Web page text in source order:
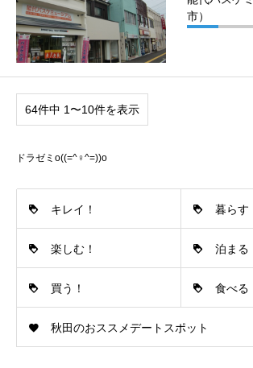
市）
64件中 1〜10件を表示
ドラゼミo((=^♀^=))o
キレイ！ 暮らす
楽しむ！ 泊まる
買う！ 食べる
秋田のおススメデートスポット